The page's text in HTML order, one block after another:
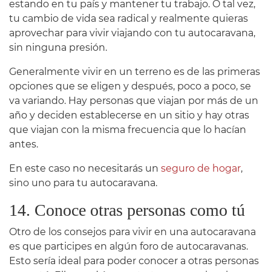
estando en tu país y mantener tu trabajo. O tal vez,
tu cambio de vida sea radical y realmente quieras
aprovechar para vivir viajando con tu autocaravana,
sin ninguna presión.
Generalmente vivir en un terreno es de las primeras
opciones que se eligen y después, poco a poco, se
va variando. Hay personas que viajan por más de un
año y deciden establecerse en un sitio y hay otras
que viajan con la misma frecuencia que lo hacían
antes.
En este caso no necesitarás un seguro de hogar,
sino uno para tu autocaravana.
14. Conoce otras personas como tú
Otro de los consejos para vivir en una autocaravana
es que participes en algún foro de autocaravanas.
Esto sería ideal para poder conocer a otras personas